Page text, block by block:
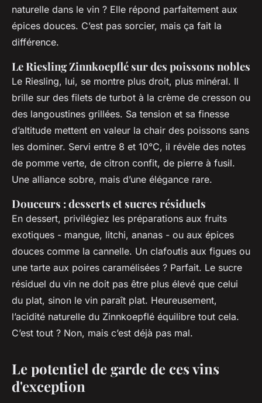
naturelle dans le vin ? Elle répond parfaitement aux
épices douces. C’est pas sorcier, mais ça fait la
différence.
Le Riesling Zinnkoepflé sur des poissons nobles
Le Riesling, lui, se montre plus droit, plus minéral. Il
brille sur des filets de turbot à la crème de cresson ou
des langoustines grillées. Sa tension et sa finesse
d’altitude mettent en valeur la chair des poissons sans
les dominer. Servi entre 8 et 10°C, il révèle des notes
de pomme verte, de citron confit, de pierre à fusil.
Une alliance sobre, mais d’une élégance rare.
Douceurs : desserts et sucres résiduels
En dessert, privilégiez les préparations aux fruits
exotiques - mangue, litchi, ananas - ou aux épices
douces comme la cannelle. Un clafoutis aux figues ou
une tarte aux poires caramélisées ? Parfait. Le sucre
résiduel du vin ne doit pas être plus élevé que celui
du plat, sinon le vin paraît plat. Heureusement,
l’acidité naturelle du Zinnkoepflé équilibre tout cela.
C’est tout ? Non, mais c’est déjà pas mal.
Le potentiel de garde de ces vins
d'exception